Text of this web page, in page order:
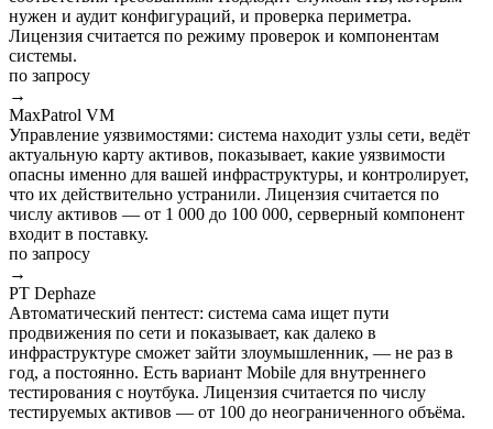
нужен и аудит конфигураций, и проверка периметра.
Лицензия считается по режиму проверок и компонентам
системы.
по запросу
→
MaxPatrol VM
Управление уязвимостями: система находит узлы сети, ведёт
актуальную карту активов, показывает, какие уязвимости
опасны именно для вашей инфраструктуры, и контролирует,
что их действительно устранили. Лицензия считается по
числу активов — от 1 000 до 100 000, серверный компонент
входит в поставку.
по запросу
→
PT Dephaze
Автоматический пентест: система сама ищет пути
продвижения по сети и показывает, как далеко в
инфраструктуре сможет зайти злоумышленник, — не раз в
год, а постоянно. Есть вариант Mobile для внутреннего
тестирования с ноутбука. Лицензия считается по числу
тестируемых активов — от 100 до неограниченного объёма.